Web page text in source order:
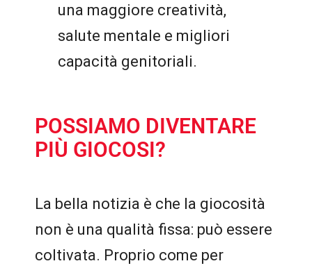
una maggiore creatività,
salute mentale e migliori
capacità genitoriali.
POSSIAMO DIVENTARE
PIÙ GIOCOSI?
La bella notizia è che la giocosità
non è una qualità fissa: può essere
coltivata. Proprio come per